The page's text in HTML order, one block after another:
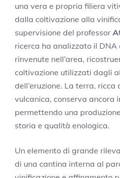
una vera e propria filiera
dalla coltivazione alla
supervisione del professor
ricerca ha analizzato il
rinvenute nell’area,
coltivazione utilizzati dagli
dell’eruzione. La terra, ricca
vulcanica, conserva ancora
permettendo una
storia e qualità enologica.
Un elemento di grande
di una cantina interna al